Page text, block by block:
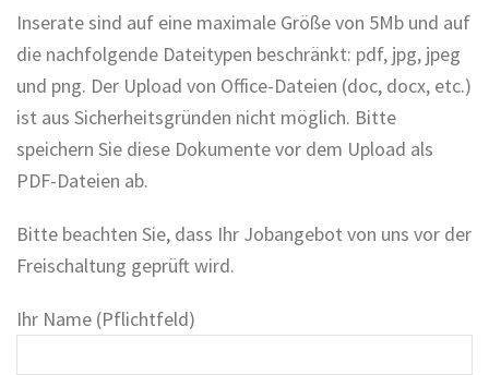
Inserate sind auf eine maximale Größe von 5Mb und auf
die nachfolgende Dateitypen beschränkt: pdf, jpg, jpeg
und png. Der Upload von Office-Dateien (doc, docx, etc.)
ist aus Sicherheitsgründen nicht möglich. Bitte
speichern Sie diese Dokumente vor dem Upload als
PDF-Dateien ab.
Bitte beachten Sie, dass Ihr Jobangebot von uns vor der
Freischaltung geprüft wird.
Ihr Name (Pflichtfeld)